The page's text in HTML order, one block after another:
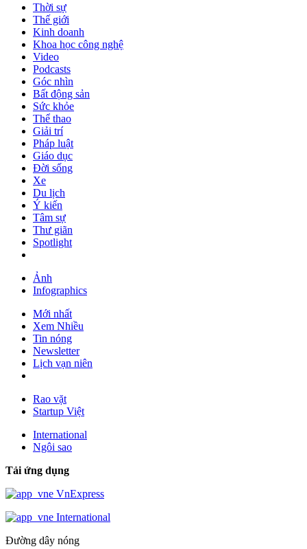
Thời sự
Thế giới
Kinh doanh
Khoa học công nghệ
Video
Podcasts
Góc nhìn
Bất động sản
Sức khỏe
Thể thao
Giải trí
Pháp luật
Giáo dục
Đời sống
Xe
Du lịch
Ý kiến
Tâm sự
Thư giãn
Spotlight
Ảnh
Infographics
Mới nhất
Xem Nhiều
Tin nóng
Newsletter
Lịch vạn niên
Rao vặt
Startup Việt
International
Ngôi sao
Tải ứng dụng
VnExpress
International
Đường dây nóng